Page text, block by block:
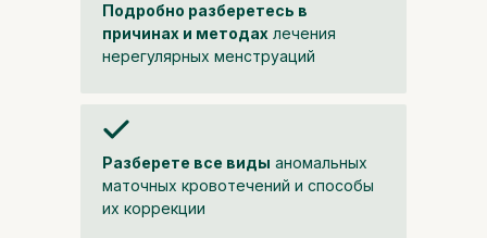
Разберете все виды аномальных
маточных кровотечений и способы
их коррекции
Подробно разберетесь в
причинах и методах лечения
нерегулярных менструаций
Университет
доказательной
медицины MD.school —